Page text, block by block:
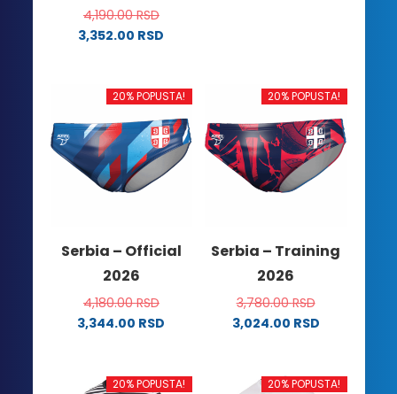
4,190.00RSD
3,352.00 RSD
ima
varijanti.
Opcije
mogu
biti
stranici
proizvoda.
biti
izabrane
na
stranici
proizvoda.
20% POPUSTA!
Serbia – Official
2026
4,180.00RSD
3,344.00 RSD
ima
20% POPUSTA!
Serbia – Training
2026
3,780.00RSD
3,024.00 RSD
ima
20% POPUSTA! 20% POPUSTA!